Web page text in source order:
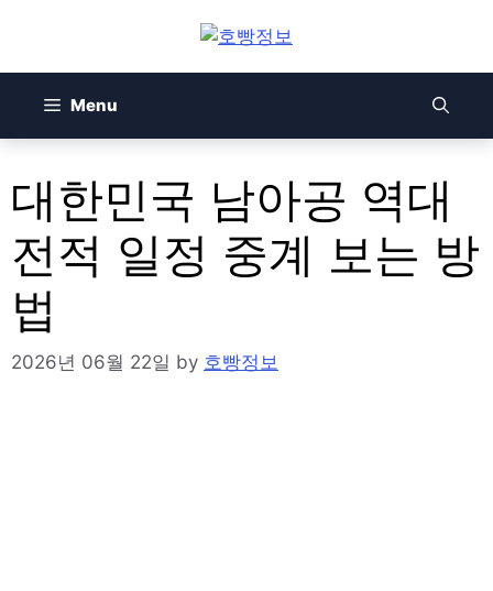
content
Menu
대한민국 남아공 역대
전적 일정 중계 보는 방
법
2026년 06월 22일 by 호빵정보